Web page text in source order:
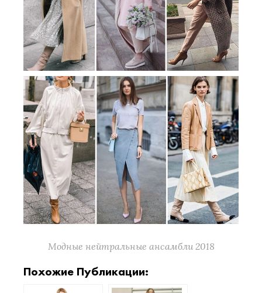
Модные нейтральные ансамбли 2018
Похожие Публикации: